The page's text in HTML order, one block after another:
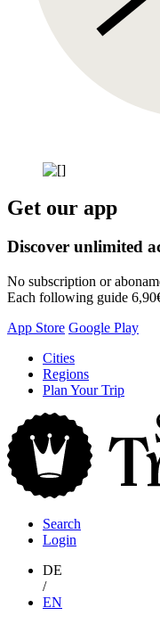
Get our app
Discover unlimited
No subscription or
Each following guide
App Store Google Play
Skip
content
Cities
Regions
Plan Your Trip
Search
Login
DE
/
EN